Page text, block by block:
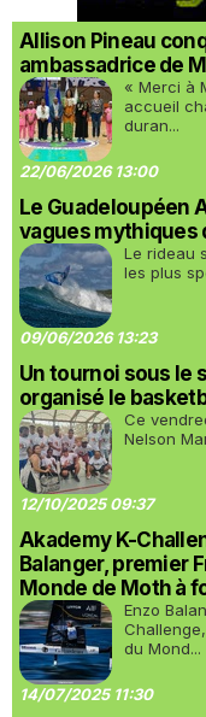
Allison Pineau
ambassadrice de
« Merci à
accueil
duran...
22/06/2026 13:00
Le Guadeloupéen
vagues mythiques
Le rideau
les plus
09/06/2026 13:23
Un tournoi sous le
organisé le
Ce
Nelson
12/10/2025 09:37
Akademy K-
Balanger, premier
Monde de Moth à
Enzo
du Mond...
14/07/2025 11:30